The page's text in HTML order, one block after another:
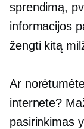
sprendimą,
informacijos
žengti kitą
Ar
internete?
pasirinkimas